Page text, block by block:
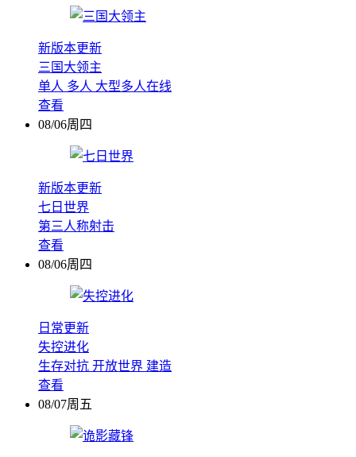
新版本更新
三国大领主
单人 多人 大型多人在线
查看
08/06周四
新版本更新
七日世界
第三人称射击
查看
08/06周四
日常更新
失控进化
生存对抗 开放世界 建造
查看
08/07周五